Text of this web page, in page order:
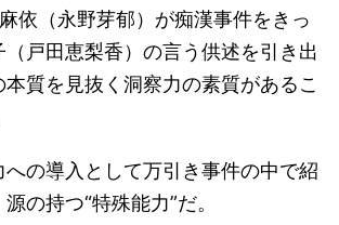
依（永野芽郁）が痴漢事件をきっ
戸田恵梨香）の言う供述を引き出
質を見抜く洞察力の素質があるこ
への導入として万引き事件の中で紹
の持つ“特殊能力”だ。